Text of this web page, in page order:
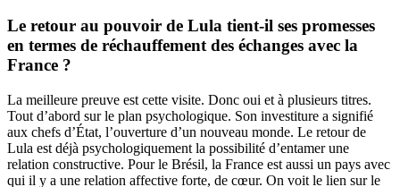
Le retour au pouvoir de Lula tient-il ses promesses
en termes de réchauffement des échanges avec la
France ?
La meilleure preuve est cette visite. Donc oui et à plusieurs titres.
Tout d’abord sur le plan psychologique. Son investiture a signifié
aux chefs d’État, l’ouverture d’un nouveau monde. Le retour de
Lula est déjà psychologiquement la possibilité d’entamer une
relation constructive. Pour le Brésil, la France est aussi un pays avec
qui il y a une relation affective forte, de cœur. On voit le lien sur le